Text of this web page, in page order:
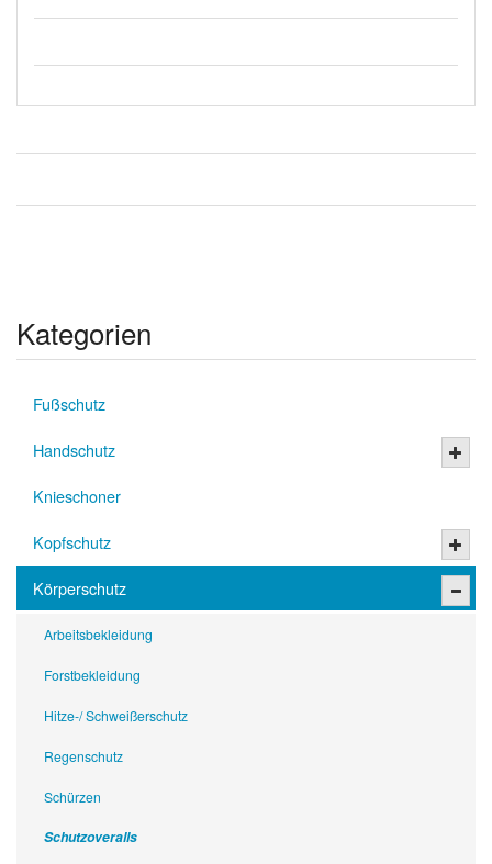
Kategorien
Fußschutz
Handschutz
Knieschoner
Kopfschutz
Körperschutz
Arbeitsbekleidung
Forstbekleidung
Hitze-/ Schweißerschutz
Regenschutz
Schürzen
Schutzoveralls